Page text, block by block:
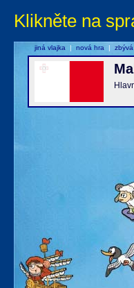
Klikněte na
jiná vlajka | nová hra |